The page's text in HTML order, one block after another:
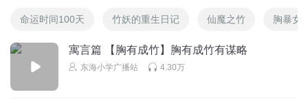
命运时间100天 竹妖的重生日记 仙魔之竹 胸暴女
寓言篇 【胸有成竹】胸有成竹有谋略
东海小学广播站 4.30万